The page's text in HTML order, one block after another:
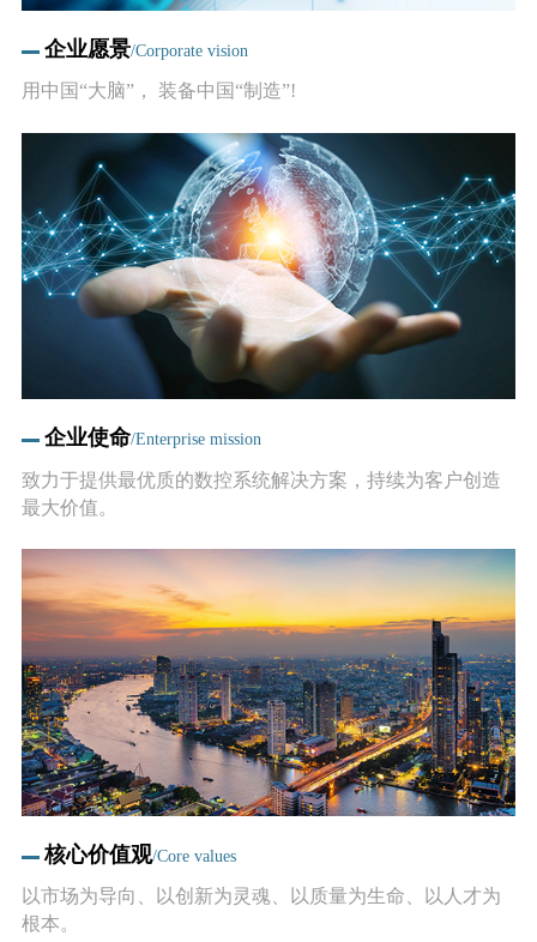
员工风采
公示公告
技术分享
投资者提问
联系我们
销售与服务网络
在线留言
人力资源
企业愿景/Corporate vision
用中国“大脑”， 装备中国“制造”!
企业使命/Enterprise mission
致力于提供最优质的数控系统解决方案，持续为客户创造
最大价值。
核心价值观/Core values
以市场为导向、以创新为灵魂、以质量为生命、以人才为
根本。